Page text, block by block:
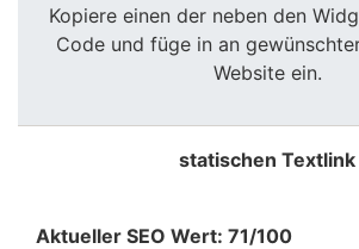
Kopiere einen der neben den
Code und füge in an
Website ein.
statischen Textlink
Aktueller SEO Wert: 71/100